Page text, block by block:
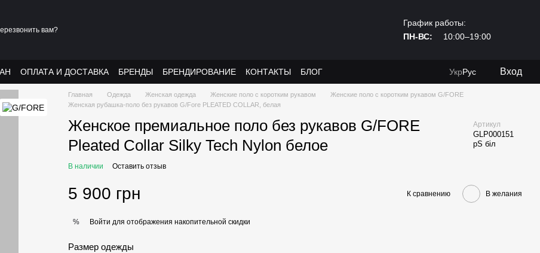
вам?
График работы:
ПН-ВС:
10:00–19:00
ОПЛАТА И ДОСТАВКА БРЕНДЫ БРЕНДИРОВАНИЕ КОНТАКТЫ БЛОГ УкрРус Вход
Главная Одежда Женская одежда Женские поло с коротким рукавом
Женские поло с коротким рукавом G/FORE
Женская рубашка-поло без рукавов G/Fore PLEATED COLLAR, белая
Женское премиальное поло без рукавов G/FORE
Pleated Collar Silky Tech Nylon белое
Артикул
GLP000151
рS біл
В наличии Оставить отзыв
5 900 грн К сравнению В желания
% Войти для отображения накопительной скидки
Размер одежды